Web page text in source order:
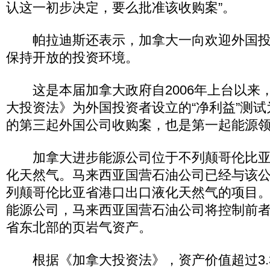
认这一初步决定，要么批准该收购案”。
帕拉迪斯还表示，加拿大一向欢迎外国
保持开放的投资环境。
这是本届加拿大政府自2006年上台以来
大投资法》为外国投资者设立的“净利益”测
的第三起外国公司收购案，也是第一起能源
加拿大进步能源公司位于不列颠哥伦比
化天然气。马来西亚国营石油公司已经与该
列颠哥伦比亚省港口出口液化天然气的项目
能源公司，马来西亚国营石油公司将控制前
省东北部的页岩气资产。
根据《加拿大投资法》，资产价值超过